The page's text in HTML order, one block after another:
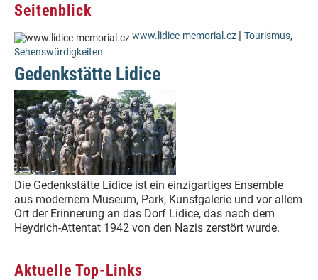
Seitenblick
www.lidice-memorial.cz | Tourismus,
Sehenswürdigkeiten
Gedenkstätte Lidice
Die Gedenkstätte Lidice ist ein einzigartiges Ensemble
aus modernem Museum, Park, Kunstgalerie und vor allem
Ort der Erinnerung an das Dorf Lidice, das nach dem
Heydrich-Attentat 1942 von den Nazis zerstört wurde.
Aktuelle Top-Links